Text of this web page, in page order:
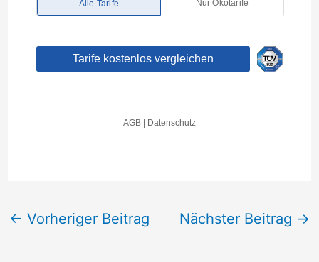
← Vorheriger Beitrag Nächster Beitrag →